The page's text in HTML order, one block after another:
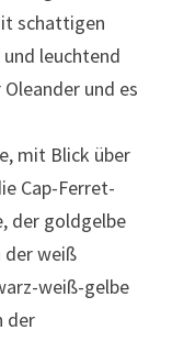
schattigen
leuchtend
und es
mit Blick über
Cap-Ferret-
der goldgelbe
der weiß
weiß-gelbe
der